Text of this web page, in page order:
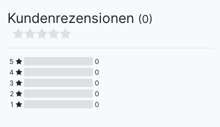
Kundenrezensionen (0)
5
0
4
0
3
0
2
0
1
0